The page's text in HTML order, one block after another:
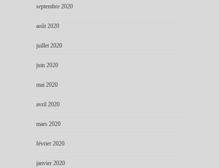
septembre 2020
août 2020
juillet 2020
juin 2020
mai 2020
avril 2020
mars 2020
février 2020
janvier 2020